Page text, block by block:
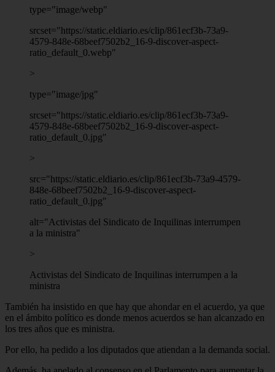
type="image/webp"
srcset="https://static.eldiario.es/clip/861ecf3b-73a9-
4579-848e-68beef7502b2_16-9-discover-aspect-
ratio_default_0.webp"
>
type="image/jpg"
srcset="https://static.eldiario.es/clip/861ecf3b-73a9-
4579-848e-68beef7502b2_16-9-discover-aspect-
ratio_default_0.jpg"
>
src="https://static.eldiario.es/clip/861ecf3b-73a9-4579-
848e-68beef7502b2_16-9-discover-aspect-
ratio_default_0.jpg"
alt="Activistas del Sindicato de Inquilinas interrumpen
a la ministra"
>
Activistas del Sindicato de Inquilinas interrumpen a la
ministra
También ha insistido en que hay que ahondar en el acuerdo, ya que
en el ámbito político es donde menos acuerdos se han alcanzado en
los tres años que es ministra.
Por ello, ha pedido a los diputados que atiendan a la demanda social.